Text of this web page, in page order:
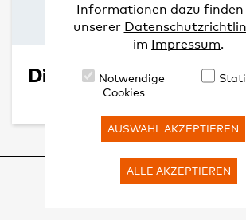
Informationen dazu finden
unserer
im Impressum.
Notwendige
Cookies
AUSWAHL AKZEPTIEREN
ALLE AKZEPTIEREN
Die DGPPN
© DGPPN KONTAKT